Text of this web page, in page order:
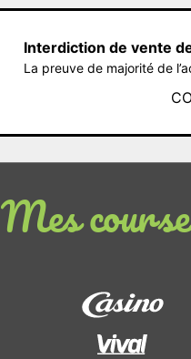
Interdiction de vente
La preuve de majorité de
Mes